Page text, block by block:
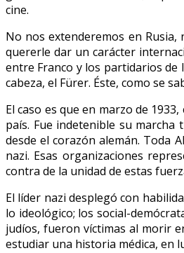
cine.
No nos extenderemos en
quererle dar un carácter
entre Franco y los partidarios de
cabeza, el Fürer. Éste, como se
El caso es que en marzo de
país. Fue indetenible su
desde el corazón alemán. Toda
nazi. Esas organizaciones
contra de la unidad de estas
El líder nazi desplegó con
lo ideológico; los social-
judíos, fueron víctimas al morir
estudiar una historia médica, en